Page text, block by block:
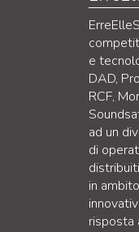
e
DAD,
RCF,
ad un
di
in
risposta